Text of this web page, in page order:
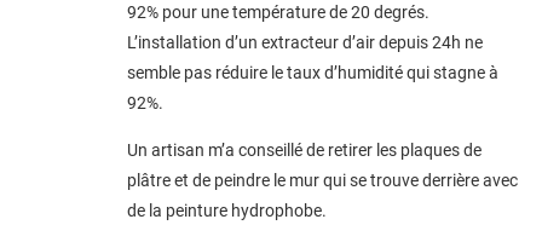
92% pour une température de 20 degrés.
L’installation d’un extracteur d’air depuis 24h ne
semble pas réduire le taux d’humidité qui stagne à
92%.
Un artisan m’a conseillé de retirer les plaques de
plâtre et de peindre le mur qui se trouve derrière avec
de la peinture hydrophobe.